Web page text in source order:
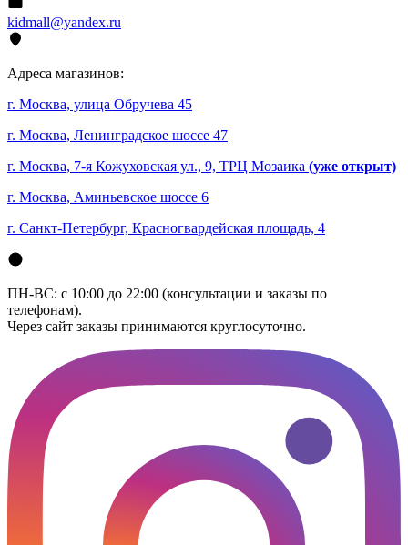
kidmall@yandex.ru
Адреса магазинов:
г. Москва, улица Обручева 45
г. Москва, Ленинградское шоссе 47
г. Москва, 7-я Кожуховская ул., 9, ТРЦ Мозаика (уже открыт)
г. Москва, Аминьевское шоссе 6
г. Санкт-Петербург, Красногвардейская площадь, 4
ПН-ВС: с 10:00 до 22:00 (консультации и заказы по
телефонам).
Через сайт заказы принимаются круглосуточно.